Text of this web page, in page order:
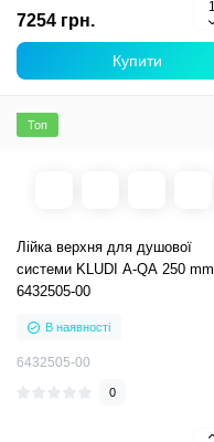
7254 грн.
Купити
Топ
Лійка верхня для душової
системи KLUDI A-QA 250 mm
6432505-00
В наявності
6432505-00
0